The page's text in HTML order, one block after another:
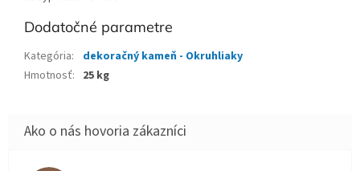
Dodatočné parametre
Kategória:
dekoračný kameň - Okruhliaky
Hmotnosť: 25 kg